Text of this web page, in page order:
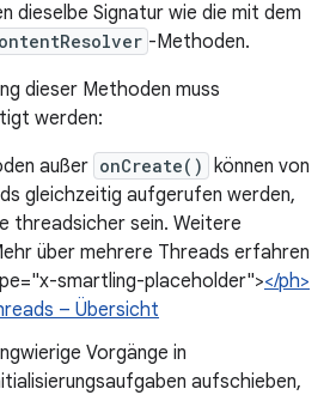
dieselbe Signatur wie die mit dem
-Methoden.
dieser Methoden muss
werden:
außer onCreate() können von
gleichzeitig aufgerufen werden,
threadsicher sein. Weitere
über mehrere Threads erfahren
smartling-placeholder"></ph>
– Übersicht
Vorgänge in
aufschieben,